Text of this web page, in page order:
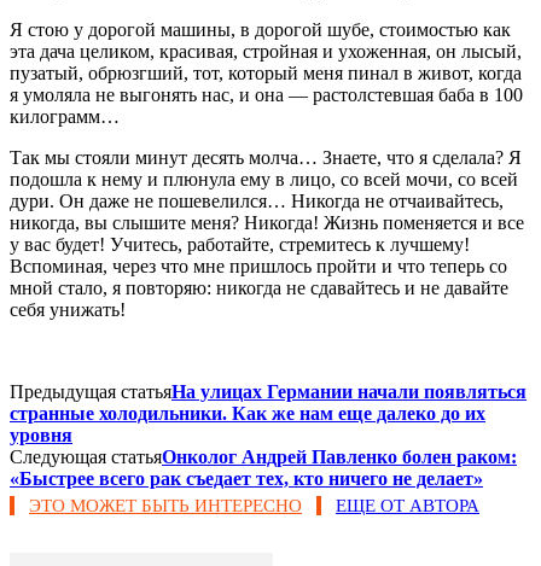
Я стою у дорогой машины, в дорогой шубе, стоимостью как
эта дача целиком, красивая, стройная и ухоженная, он лысый,
пузатый, обрюзгший, тот, который меня пинал в живот, когда
я умоляла не выгонять нас, и она — растолстевшая баба в 100
килограмм…
Так мы стояли минут десять молча… Знаете, что я сделала? Я
подошла к нему и плюнула ему в лицо, со всей мочи, со всей
дури. Он даже не пошевелился… Никогда не отчаивайтесь,
никогда, вы слышите меня? Никогда! Жизнь поменяется и все
у вас будет! Учитесь, работайте, стремитесь к лучшему!
Вспоминая, через что мне пришлось пройти и что теперь со
мной стало, я повторяю: никогда не сдавайтесь и не давайте
себя унижать!
Предыдущая статьяНа улицах Германии начали появляться
странные холодильники. Как же нам еще далеко до их
уровня
Следующая статьяОнколог Андрей Павленко болен раком:
«Быстрее всего рак съедает тех, кто ничего не делает»
ЭТО МОЖЕТ БЫТЬ ИНТЕРЕСНО ЕЩЕ ОТ АВТОРА